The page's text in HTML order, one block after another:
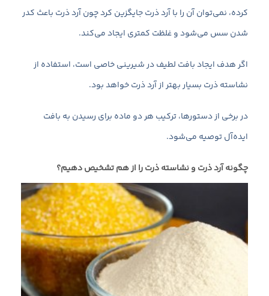
کرده، نمی‌توان آن را با آرد ذرت جایگزین کرد چون آرد ذرت باعث کدر
شدن سس می‌شود و غلظت کمتری ایجاد می‌کند.
اگر هدف ایجاد بافت لطیف در شیرینی خاصی است، استفاده از
نشاسته ذرت بسیار بهتر از آرد ذرت خواهد بود.
در برخی از دستورها، ترکیب هر دو ماده برای رسیدن به بافت
ایده‌آل توصیه می‌شود.
چگونه آرد ذرت و نشاسته ذرت را از هم تشخیص دهیم؟